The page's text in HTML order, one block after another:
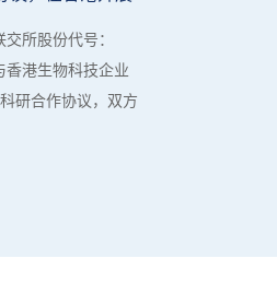
所股份代号：
香港生物科技企业
研合作协议，双方
术，开展精准糖